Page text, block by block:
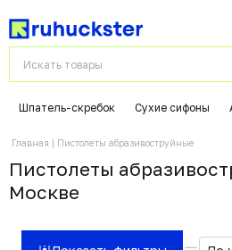
Шпатель-скребок Сухие сифоны
Главная Пистолеты абразивоструйные
Пистолеты
Москвe